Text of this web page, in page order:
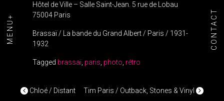
MENU+ CONTACT
Hôtel de Ville – Salle Saint-Jean. 5 rue de Lobau
75004 Paris
Brassaï / La bande du Grand Albert / Paris / 1931-
1932
Tagged brassaï, paris photo rétro
POST NAVIGATION
Chloé / Distant Tim Paris / Outback, Stones & Vinyl